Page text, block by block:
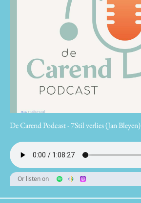
De Carend Podcast - 7Stil verlies (Jan Bleyen)
Or listen on